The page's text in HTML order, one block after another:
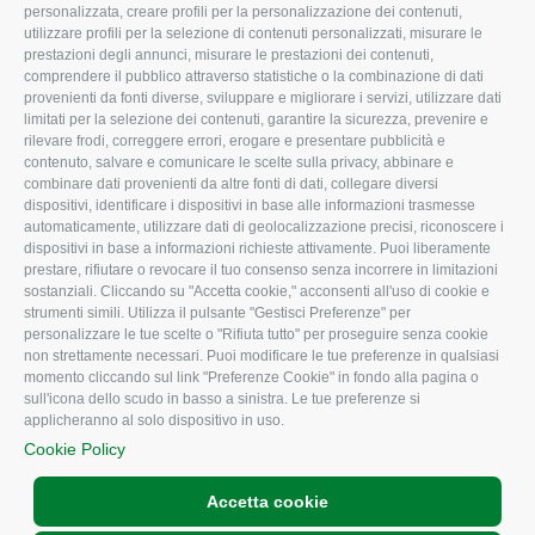
personalizzata, creare profili per la personalizzazione dei contenuti,
utilizzare profili per la selezione di contenuti personalizzati, misurare le
prestazioni degli annunci, misurare le prestazioni dei contenuti,
comprendere il pubblico attraverso statistiche o la combinazione di dati
provenienti da fonti diverse, sviluppare e migliorare i servizi, utilizzare dati
limitati per la selezione dei contenuti, garantire la sicurezza, prevenire e
rilevare frodi, correggere errori, erogare e presentare pubblicità e
contenuto, salvare e comunicare le scelte sulla privacy, abbinare e
combinare dati provenienti da altre fonti di dati, collegare diversi
dispositivi, identificare i dispositivi in base alle informazioni trasmesse
automaticamente, utilizzare dati di geolocalizzazione precisi, riconoscere i
dispositivi in base a informazioni richieste attivamente. Puoi liberamente
prestare, rifiutare o revocare il tuo consenso senza incorrere in limitazioni
sostanziali. Cliccando su "Accetta cookie," acconsenti all'uso di cookie e
strumenti simili. Utilizza il pulsante "Gestisci Preferenze" per
personalizzare le tue scelte o "Rifiuta tutto" per proseguire senza cookie
non strettamente necessari. Puoi modificare le tue preferenze in qualsiasi
momento cliccando sul link "Preferenze Cookie" in fondo alla pagina o
sull'icona dello scudo in basso a sinistra. Le tue preferenze si
applicheranno al solo dispositivo in uso.
Cookie Policy
Accetta cookie
Organigramma aziendale
I Nostri Servizi
Uffici della Sede
provinciale
Le Sedi di Zona
Agricoltori S.r.l.
Whistleblowing
Confagricoltura Rovigo e
Agricoltori srl
Lavoro
Ambiente
Associazione
CONFAGRICOLTURA
ATTIVA
Notizie in evidenza
Eventi
Comunicati Stampa
Video
Iscrizione Newsletter
Newsletter